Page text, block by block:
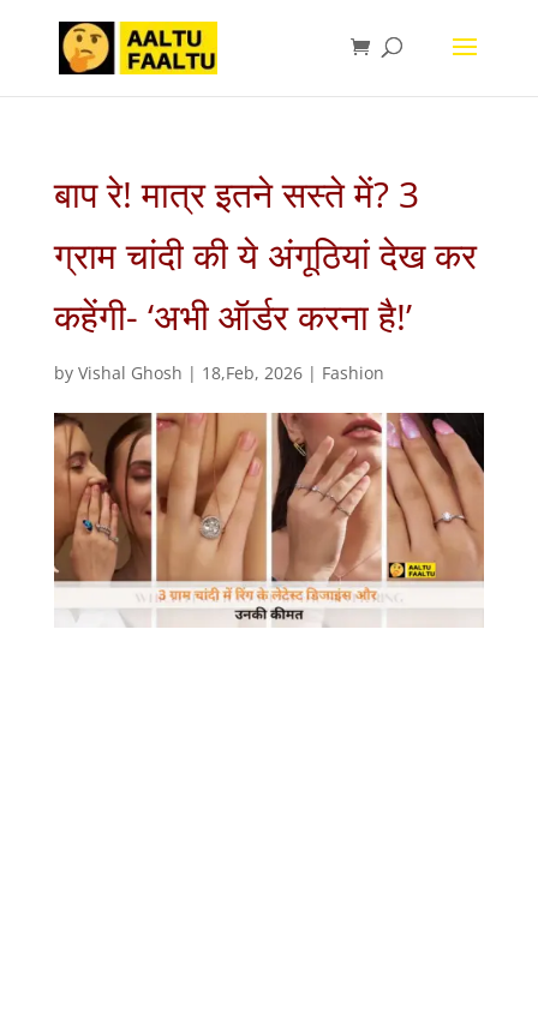
बाप रे! मात्र इतने सस्ते में? 3
ग्राम चांदी की ये अंगूठियां देख कर
कहेंगी- ‘अभी ऑर्डर करना है!’
by Vishal Ghosh | 18,Feb, 2026| Fashion